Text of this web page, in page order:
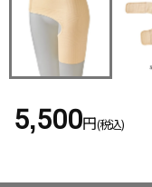
5,500円(税込)